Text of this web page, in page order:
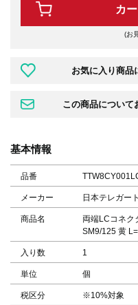
カ
(お
基本情報
品番
メーカー 日本テレガー
商品名
両端LCコネク
SM9/125 黄
入り数 1
単位 個
税区分 ※10%対象